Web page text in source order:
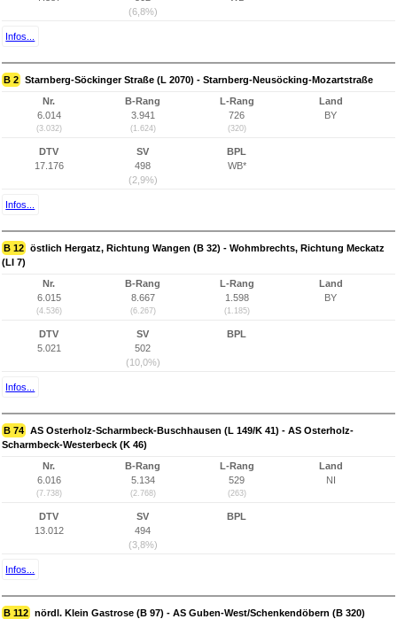
(6,8%)
Infos...
B 2 Starnberg-Söckinger Straße (L 2070) - Starnberg-Neusöcking-Mozartstraße
Nr.
6.014
(3.032)
B-Rang
3.941
(1.624)
L-Rang
726
(320)
Land
BY
DTV
17.176
SV
498
(2,9%)
BPL
WB*
Infos...
B 12 östlich Hergatz, Richtung Wangen (B 32) - Wohmbrechts, Richtung Meckatz
(LI 7)
Nr.
6.015
(4.536)
B-Rang
8.667
(6.267)
L-Rang
1.598
(1.185)
Land
BY
DTV
5.021
SV
502
(10,0%)
BPL
Infos...
B 74 AS Osterholz-Scharmbeck-Buschhausen (L 149/K 41) - AS Osterholz-
Scharmbeck-Westerbeck (K 46)
Nr.
6.016
(7.738)
B-Rang
5.134
(2.768)
L-Rang
529
(263)
Land
NI
DTV
13.012
SV
494
(3,8%)
BPL
Infos...
B 112 nördl. Klein Gastrose (B 97) - AS Guben-West/Schenkendöbern (B 320)